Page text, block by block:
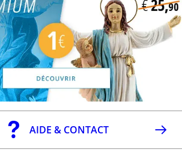
AIDE & CONTACT